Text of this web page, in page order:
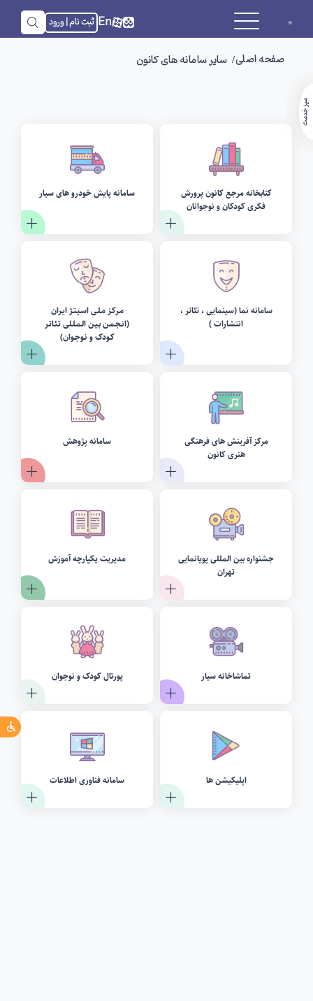
ثبت نام | ورود En
صفحه اصلی سایر سامانه های کانون
کتابخانه مرجع کانون پرورش
فکری کودکان و نوجوانان
سامانه پایش خودرو های سیار
سامانه نما (سینمایی ، تئاتر ،
انتشارات )
مـرکـز مـلـی اسـیـتـژ ایـران
(انـجـمـن بـیـن الـمـلـلی تـئـاتـر
کـودک و نـوجـوان)
مرکز آفرینش های فرهنگی
هنری کانون
سامانه پژوهش
جشنواره بین المللی پویانمایی
تهران
مدیریت یکپارچه آموزش
تماشاخانه سیار پورتال کودک و نوجوان
اپلیکیشن ها سامانه فناوری اطلاعات
میز خدمت